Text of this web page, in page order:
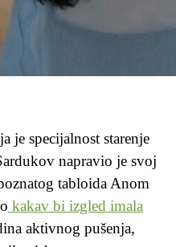
je specijalnost starenje
napravio je svoj
tabloida Anom
kakav bi izgled imala
aktivnog pušenja,